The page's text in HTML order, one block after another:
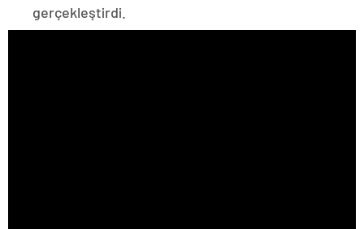
gerçekleştirdi.